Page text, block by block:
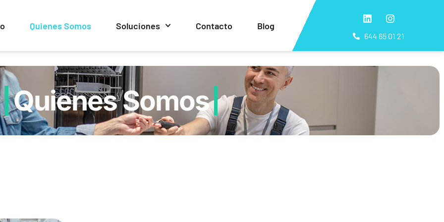
Quienes Somos Soluciones Contacto Blog
644 65 01 21
Quienes Somos